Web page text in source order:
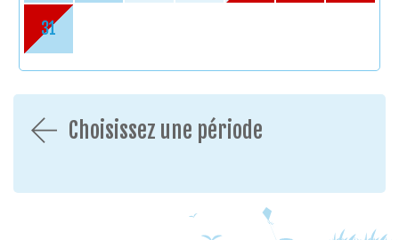
31
Choisissez une période